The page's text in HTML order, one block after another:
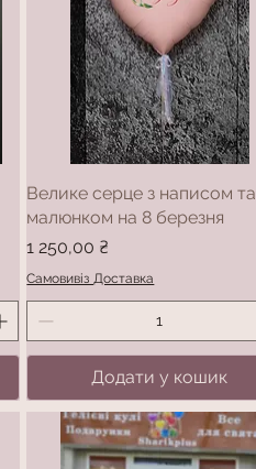
Велике серце з написом та
малюнком на 8 березня
Ціна
1 250,00 ₴
Самовивіз Доставка
Додати у кошик